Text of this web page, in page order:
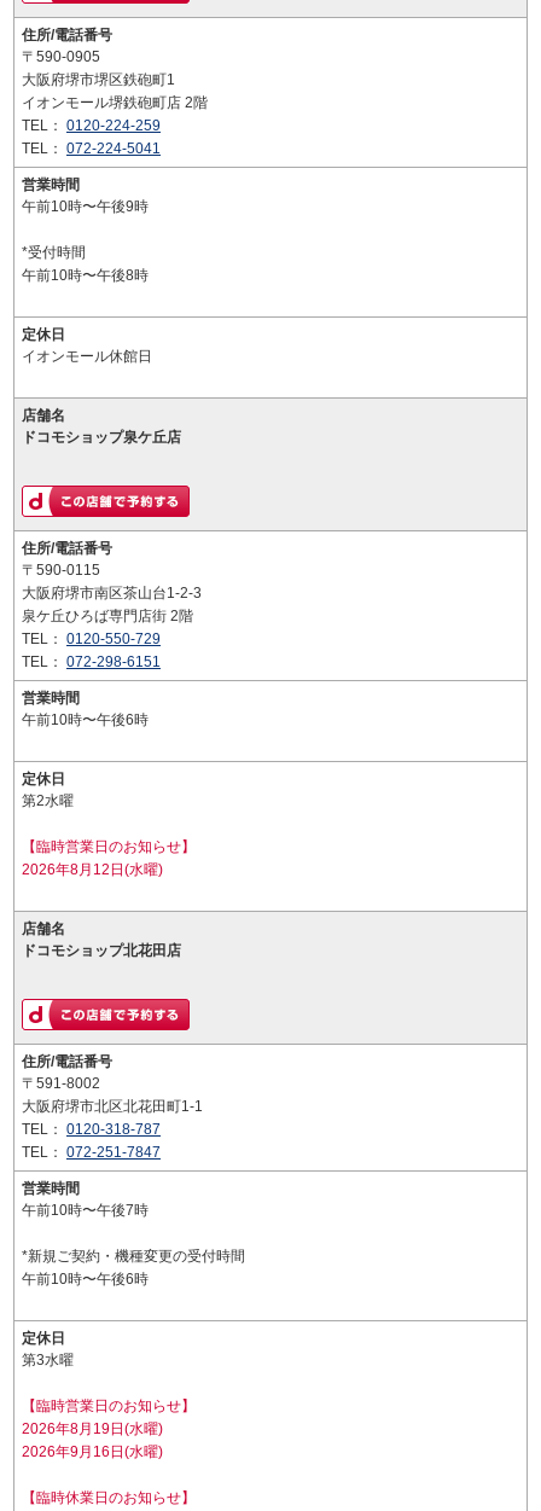
住所/電話番号
〒590-0905
大阪府堺市堺区鉄砲町1
イオンモール堺鉄砲町店 2階
TEL： 0120-224-259
TEL： 072-224-5041
営業時間
午前10時〜午後9時
*受付時間
午前10時〜午後8時
定休日
イオンモール休館日
店舗名
ドコモショップ泉ケ丘店
住所/電話番号
〒590-0115
大阪府堺市南区茶山台1-2-3
泉ケ丘ひろば専門店街 2階
TEL： 0120-550-729
TEL： 072-298-6151
営業時間
午前10時〜午後6時
定休日
第2水曜
【臨時営業日のお知らせ】
2026年8月12日(水曜)
店舗名
ドコモショップ北花田店
住所/電話番号
〒591-8002
大阪府堺市北区北花田町1-1
TEL： 0120-318-787
TEL： 072-251-7847
営業時間
午前10時〜午後7時
*新規ご契約・機種変更の受付時間
午前10時〜午後6時
定休日
第3水曜
【臨時営業日のお知らせ】
2026年8月19日(水曜)
2026年9月16日(水曜)
【臨時休業日のお知らせ】